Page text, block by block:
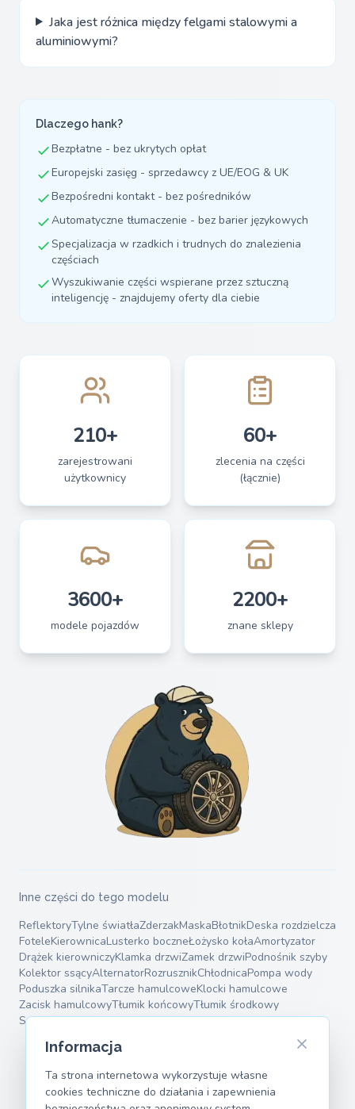
Jaka jest różnica między felgami stalowymi a
aluminiowymi?
Dlaczego hank?
Bezpłatne - bez ukrytych opłat
Europejski zasięg - sprzedawcy z UE/EOG & UK
Bezpośredni kontakt - bez pośredników
Automatyczne tłumaczenie - bez barier językowych
Specjalizacja w rzadkich i trudnych do znalezienia
częściach
Wyszukiwanie części wspierane przez sztuczną
inteligencję - znajdujemy oferty dla ciebie
210+
zarejestrowani
użytkownicy
60+
zlecenia na części
(łącznie)
3600+
modele pojazdów
2200+
znane sklepy
Inne części do tego modelu
ReflektoryTylne światłaZderzakMaskaBłotnikDeska rozdzielcza
FoteleKierownicaLusterko boczneŁożysko kołaAmortyzator
Drążek kierowniczyKlamka drzwiZamek drzwiPodnośnik szyby
Kolektor ssącyAlternatorRozrusznikChłodnicaPompa wody
Poduszka silnikaTarcze hamulcoweKlocki hamulcowe
Zacisk hamulcowyTłumik końcowyTłumik środkowy
Sprężyny zawieszeniaWahacze
Informacja
Ta strona internetowa wykorzystuje własne
cookies techniczne do działania i zapewnienia